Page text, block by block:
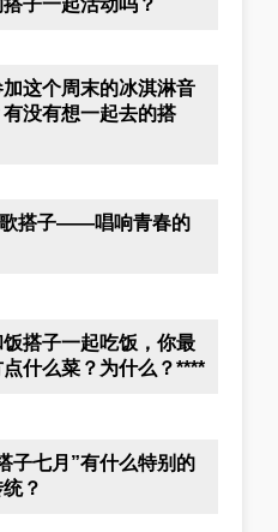
这个周末的冰淇淋音
没有想一起去的搭
搭子——唱响青春的
搭子一起吃饭，你最
什么菜？为什么？****
子七月”有什么特别的
？